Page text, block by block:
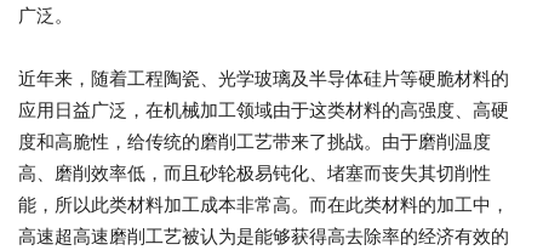
广泛。
近年来，随着工程陶瓷、光学玻璃及半导体硅片等硬脆材料的
应用日益广泛，在机械加工领域由于这类材料的高强度、高硬
度和高脆性，给传统的磨削工艺带来了挑战。由于磨削温度
高、磨削效率低，而且砂轮极易钝化、堵塞而丧失其切削性
能，所以此类材料加工成本非常高。而在此类材料的加工中，
高速超高速磨削工艺被认为是能够获得高去除率的经济有效的